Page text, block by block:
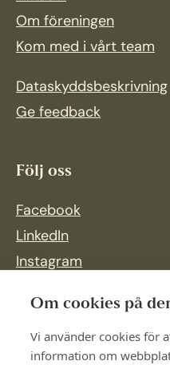
Om cookies på
Vi använder cookies för
information om
Om föreningen
Kom med i vårt team
Dataskyddsbeskrivning
Ge feedback
Följ oss
Facebook
LinkedIn
Instagram